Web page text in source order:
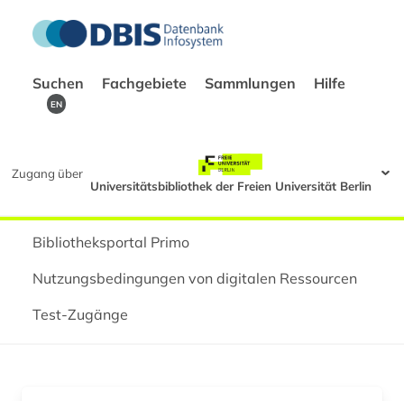
Suchen Fachgebiete Sammlungen Hilfe
EN
Zugang über
Universitätsbibliothek der Freien Universität Berlin
Bibliotheksportal Primo
Nutzungsbedingungen von digitalen Ressourcen
Test-Zugänge